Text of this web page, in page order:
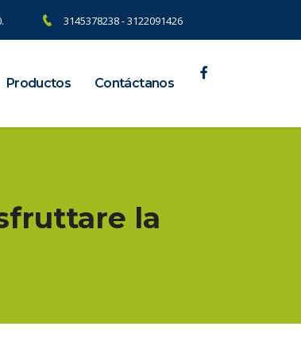
3145378238 - 3122091426
Productos Contáctanos
la